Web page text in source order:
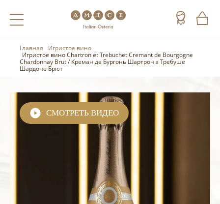
Назад
Кофе
Назад
Шампанское
Игристое вино
Красные вина
Белые вина
Назад
Арманьяк
Главная
Игристое вино
Игристое вино Chartron et Trebuchet Cremant de Bourgogne
Chardonnay Brut / Креман де Бургонь Шартрон э Требуше
Шардоне Брют
СМОТРЕТЬ ВИДЕО